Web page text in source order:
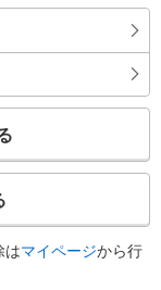
ニコライ堂、中央大学
ガーデンパレス、御茶
チエキュート神田万世
ンパレス、順天堂医
図書館、シルバー人材
京都水道歴史館、外堀
３丁目、外神田２・
線新御茶ノ水駅、御茶
京都医師会館、明治大
はマイページから行